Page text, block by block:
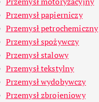
Przemysł papierniczy
Przemysł petrochemiczny
Przemysł spożywczy
Przemysł stalowy
Przemysł tekstylny
Przemysł wydobywczy
Przemysł zbrojeniowy